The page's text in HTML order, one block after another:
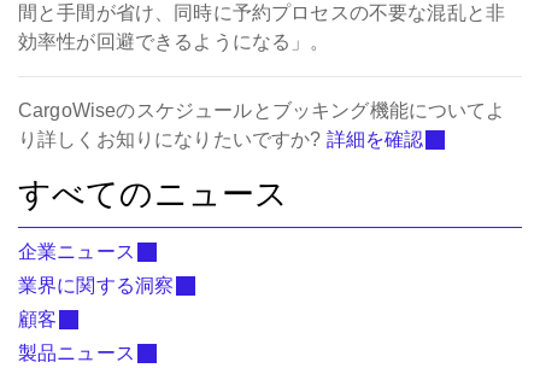
間と手間が省け、同時に予約プロセスの不要な混乱と非
効率性が回避できるようになる」。
CargoWiseのスケジュールとブッキング機能についてよ
り詳しくお知りになりたいですか? 詳細を確認
すべてのニュース
企業ニュース
業界に関する洞察
顧客
製品ニュース